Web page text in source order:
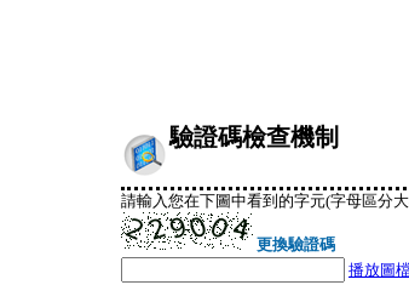
驗證碼檢查機制
請輸入您在下圖中看到的字元(字母區分
更換驗證碼
播放圖